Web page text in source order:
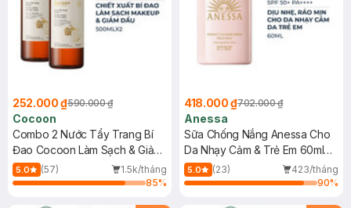
252.000 ₫590.000 ₫
Cocoon
Combo 2 Nước Tẩy Trang Bí
Đao Cocoon Làm Sạch & Giảm
Dầu 500ml
5.0 (57)
1.5k/tháng
85%
418.000 ₫702.000 ₫
Anessa
Sữa Chống Nắng Anessa Cho
Da Nhạy Cảm & Trẻ Em 60ml
(Mới)
5.0 (23)
423/tháng
90%